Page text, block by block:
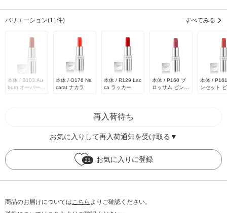
バリエーション(11件) すべてみる
本体 / B103 Au
burn オーバーン
本体 / O176 Na
carat ナカラ
本体 / R129 Lac
ca ラッカー
本体 / P160 ブ
ロッサム ピンク
本体 /
ンセット
再入荷待ち
お気に入りして再入荷通知を受け取る▼
21 お気に入りに登録
商品のお届けについてはこちら よりご確認ください。